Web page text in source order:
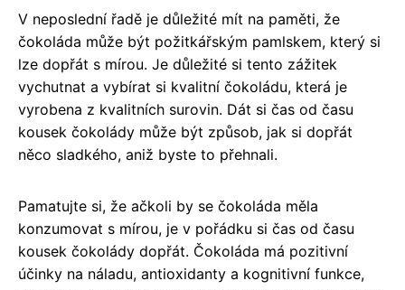
V neposlední řadě je důležité mít na paměti, že
čokoláda může být požitkářským pamlskem, který si
lze dopřát s mírou. Je důležité si tento zážitek
vychutnat a vybírat si kvalitní čokoládu, která je
vyrobena z kvalitních surovin. Dát si čas od času
kousek čokolády může být způsob, jak si dopřát
něco sladkého, aniž byste to přehnali.
Pamatujte si, že ačkoli by se čokoláda měla
konzumovat s mírou, je v pořádku si čas od času
kousek čokolády dopřát. Čokoláda má pozitivní
účinky na náladu, antioxidanty a kognitivní funkce,